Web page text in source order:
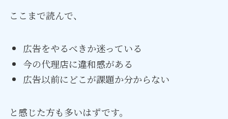
ここまで読んで、
広告をやるべきか迷っている
今の代理店に違和感がある
広告以前にどこが課題か分からない
と感じた方も多いはずです。